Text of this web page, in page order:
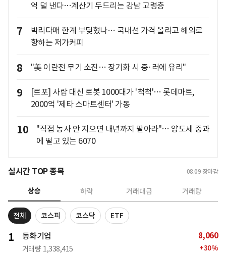
억 덜 낸다…계산기 두드리는 강남 고령층
7
박리다매 한계 부딪혔나… 국내선 가격 올리고 해외로
향하는 저가커피
8 "美 이란전 무기 소진… 장기화 시 중·러에 유리"
9
[르포] 사람 대신 로봇 1000대가 '척척'… 롯데마트,
2000억 '제타 스마트센터' 가동
10
"직접 농사 안 지으면 내년까지 팔아라"… 양도세 중과
에 떨고 있는 6070
실시간 TOP 종목 08.09 장마감
상승 하락 거래대금 거래량
전체 코스피 코스닥 ETF
1 동화기업
거래량 1,338,415
8,060
+30%